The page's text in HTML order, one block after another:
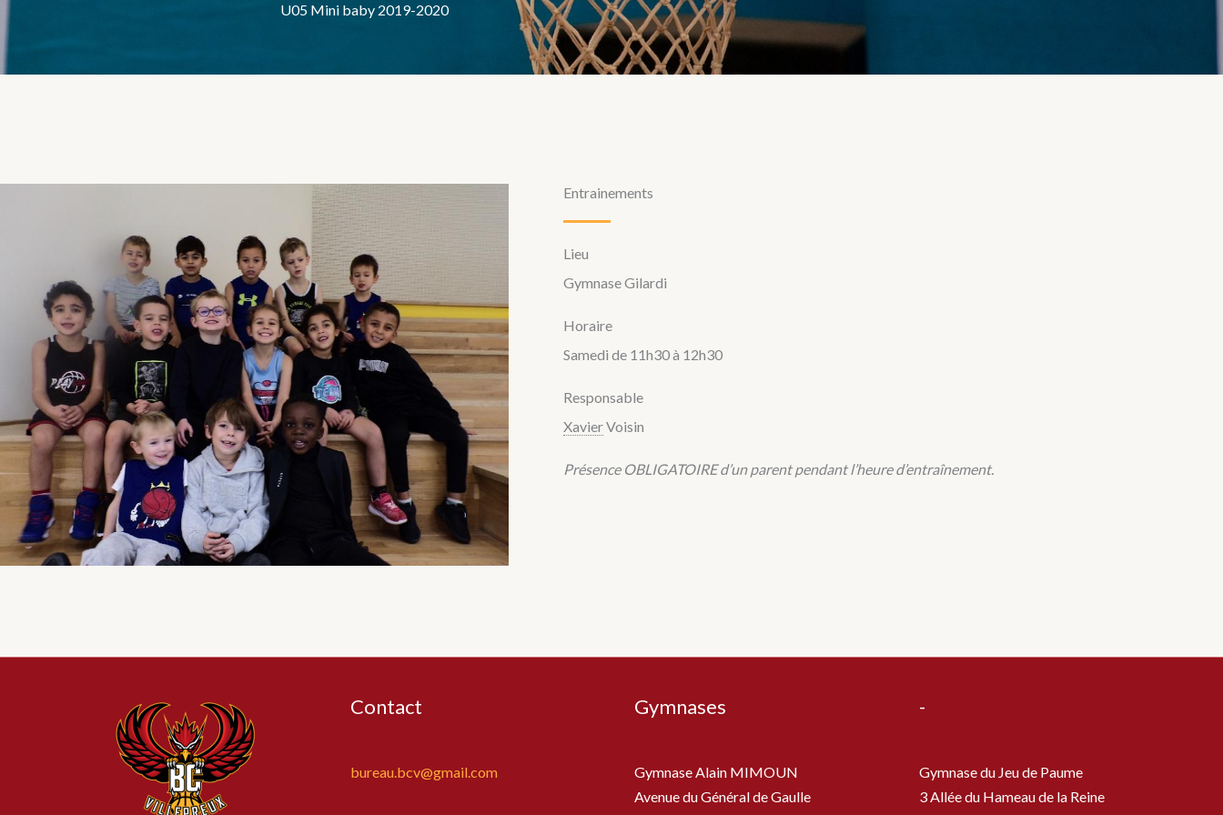
U05 Mini baby 2019-2020
Entrainements
Lieu
Gymnase Gilardi
Horaire
Samedi de 11h30 à 12h30
Responsable
XavierVoisin
Présence OBLIGATOIRE d’un parent pendant l’heure d’entraînement.
Contact
bureau.bcv@gmail.com
Gymnases
Gymnase Alain MIMOUN
Avenue du Général de Gaulle
-
Gymnase du Jeu de Paume
3 Allée du Hameau de la Reine